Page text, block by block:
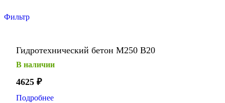
Фильтр
Гидротехнический бетон М250 В20
В наличии
4625 ₽
Подробнее